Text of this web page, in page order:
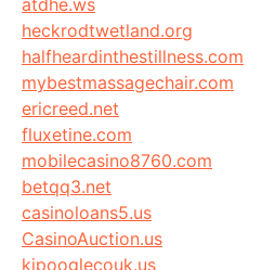
atdhe.ws
heckrodtwetland.org
halfheardinthestillness.com
mybestmassagechair.com
ericreed.net
fluxetine.com
mobilecasino8760.com
betqq3.net
casinoloans5.us
CasinoAuction.us
kipooglecouk.us